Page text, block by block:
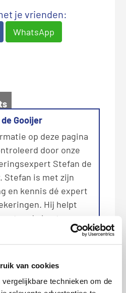
van cookies
technieken om de
je vrienden:
WhatsApp
Gooijer
op deze pagina
door onze
Stefan de
Stefan is met zijn
en kennis dé expert
Hij helpt
de beste
te maken als het gaat
Stefan is
media om zijn
delen. Zo is Stefan